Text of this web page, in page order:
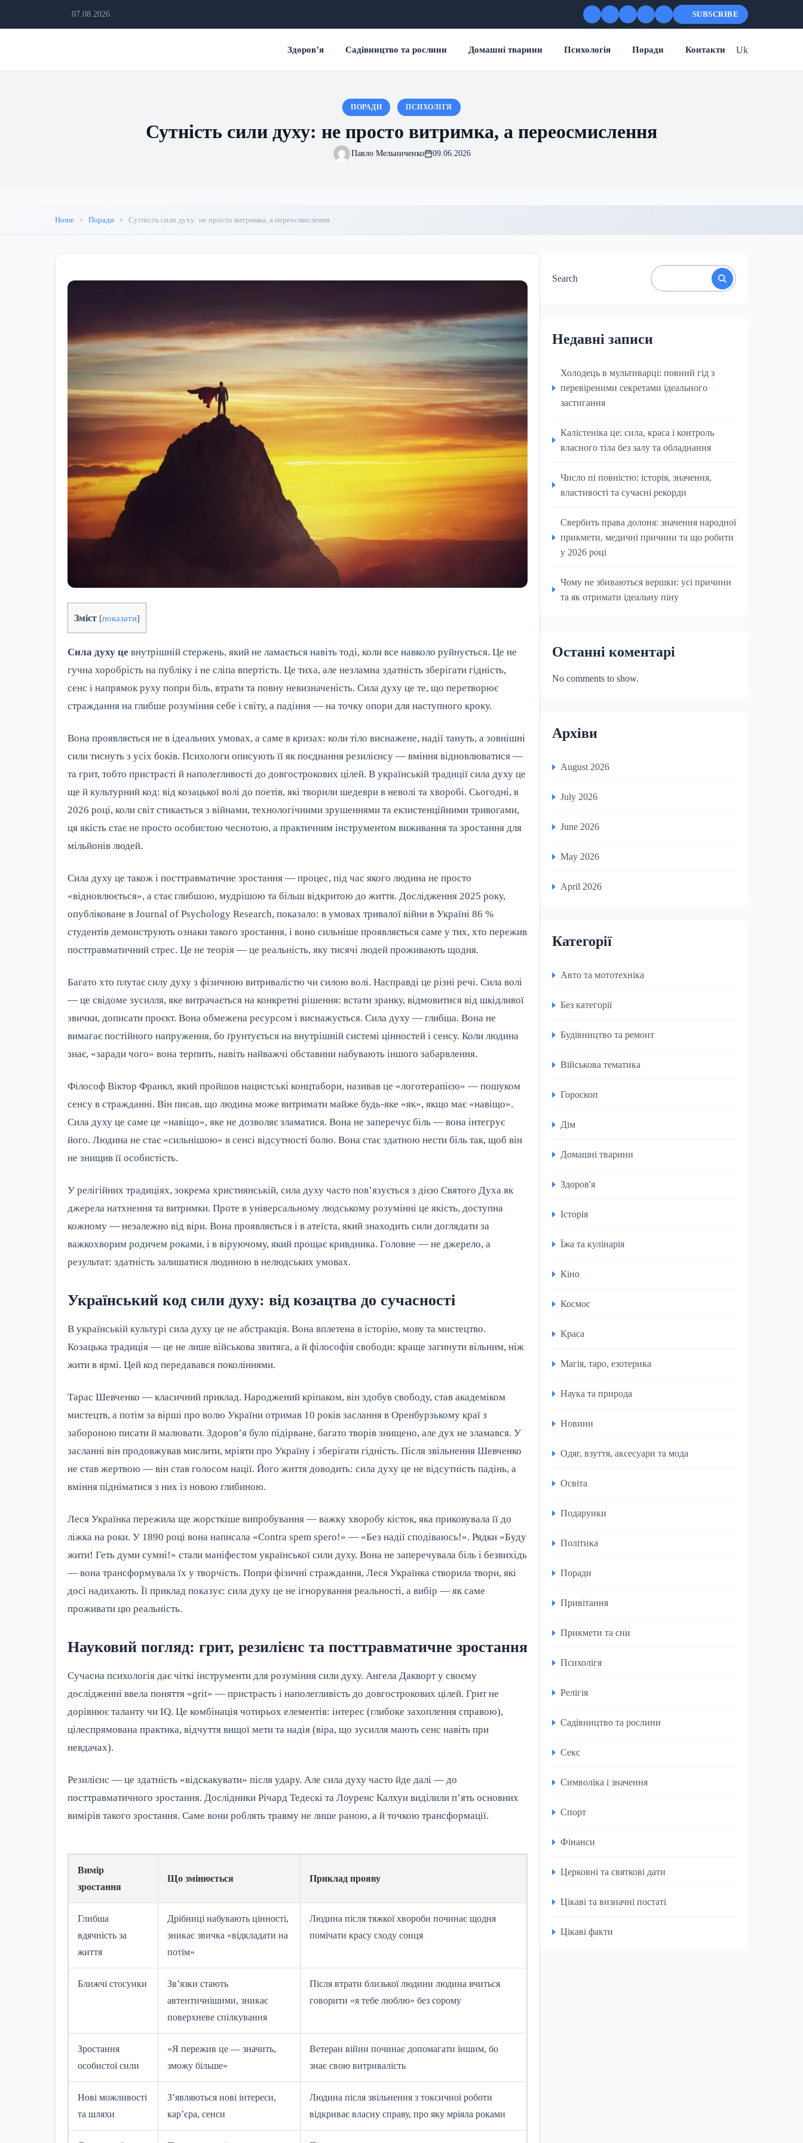
07.08.2026 SUBSCRIBE
Здоров’я Садівництво та рослини Домашні тварини Психологія Поради Контакти Uk
ПОРАДИ ПСИХОЛІГЯ
Сутність сили духу: не просто витримка, а переосмислення
Павло Мельниченко 09.06.2026
Home Поради Сутність сили духу: не просто витримка, а переосмислення
Зміст [показати]
Сила духу це внутрішній стержень, який не ламається навіть тоді, коли все навколо руйнується. Це не
гучна хоробрість на публіку і не сліпа впертість. Це тиха, але незламна здатність зберігати гідність,
сенс і напрямок руху попри біль, втрати та повну невизначеність. Сила духу це те, що перетворює
страждання на глибше розуміння себе і світу, а падіння — на точку опори для наступного кроку.
Вона проявляється не в ідеальних умовах, а саме в кризах: коли тіло виснажене, надії тануть, а зовнішні
сили тиснуть з усіх боків. Психологи описують її як поєднання резилієнсу — вміння відновлюватися —
та грит, тобто пристрасті й наполегливості до довгострокових цілей. В українській традиції сила духу це
ще й культурний код: від козацької волі до поетів, які творили шедеври в неволі та хворобі. Сьогодні, в
2026 році, коли світ стикається з війнами, технологічними зрушеннями та екзистенційними тривогами,
ця якість стає не просто особистою чеснотою, а практичним інструментом виживання та зростання для
мільйонів людей.
Сила духу це також і посттравматичне зростання — процес, під час якого людина не просто
«відновлюється», а стає глибшою, мудрішою та більш відкритою до життя. Дослідження 2025 року,
опубліковане в Journal of Psychology Research, показало: в умовах тривалої війни в Україні 86 %
студентів демонструють ознаки такого зростання, і воно сильніше проявляється саме у тих, хто пережив
посттравматичний стрес. Це не теорія — це реальність, яку тисячі людей проживають щодня.
Багато хто плутає силу духу з фізичною витривалістю чи силою волі. Насправді це різні речі. Сила волі
— це свідоме зусилля, яке витрачається на конкретні рішення: встати зранку, відмовитися від шкідливої
звички, дописати проєкт. Вона обмежена ресурсом і виснажується. Сила духу — глибша. Вона не
вимагає постійного напруження, бо ґрунтується на внутрішній системі цінностей і сенсу. Коли людина
знає, «заради чого» вона терпить, навіть найважчі обставини набувають іншого забарвлення.
Філософ Віктор Франкл, який пройшов нацистські концтабори, називав це «логотерапією» — пошуком
сенсу в стражданні. Він писав, що людина може витримати майже будь-яке «як», якщо має «навіщо».
Сила духу це саме це «навіщо», яке не дозволяє зламатися. Вона не заперечує біль — вона інтегрує
його. Людина не стає «сильнішою» в сенсі відсутності болю. Вона стає здатною нести біль так, щоб він
не знищив її особистість.
У релігійних традиціях, зокрема християнській, сила духу часто пов’язується з дією Святого Духа як
джерела натхнення та витримки. Проте в універсальному людському розумінні це якість, доступна
кожному — незалежно від віри. Вона проявляється і в атеїста, який знаходить сили доглядати за
важкохворим родичем роками, і в віруючому, який прощає кривдника. Головне — не джерело, а
результат: здатність залишатися людиною в нелюдських умовах.
Український код сили духу: від козацтва до сучасності
В українській культурі сила духу це не абстракція. Вона вплетена в історію, мову та мистецтво.
Козацька традиція — це не лише військова звитяга, а й філософія свободи: краще загинути вільним, ніж
жити в ярмі. Цей код передавався поколіннями.
Тарас Шевченко — класичний приклад. Народжений кріпаком, він здобув свободу, став академіком
мистецтв, а потім за вірші про волю України отримав 10 років заслання в Оренбурзькому краї з
забороною писати й малювати. Здоров’я було підірване, багато творів знищено, але дух не зламався. У
засланні він продовжував мислити, мріяти про Україну і зберігати гідність. Після звільнення Шевченко
не став жертвою — він став голосом нації. Його життя доводить: сила духу це не відсутність падінь, а
вміння підніматися з них із новою глибиною.
Леся Українка пережила ще жорсткіше випробування — важку хворобу кісток, яка приковувала її до
ліжка на роки. У 1890 році вона написала «Contra spem spero!» — «Без надії сподіваюсь!». Рядки «Буду
жити! Геть думи сумні!» стали маніфестом української сили духу. Вона не заперечувала біль і безвихідь
— вона трансформувала їх у творчість. Попри фізичні страждання, Леся Українка створила твори, які
досі надихають. Її приклад показує: сила духу це не ігнорування реальності, а вибір — як саме
проживати цю реальність.
Науковий погляд: грит, резилієнс та посттравматичне зростання
Сучасна психологія дає чіткі інструменти для розуміння сили духу. Ангела Дакворт у своєму
дослідженні ввела поняття «grit» — пристрасть і наполегливість до довгострокових цілей. Грит не
дорівнює таланту чи IQ. Це комбінація чотирьох елементів: інтерес (глибоке захоплення справою),
цілеспрямована практика, відчуття вищої мети та надія (віра, що зусилля мають сенс навіть при
невдачах).
Резилієнс — це здатність «відскакувати» після удару. Але сила духу часто йде далі — до
посттравматичного зростання. Дослідники Річард Тедескі та Лоуренс Калхун виділили п’ять основних
вимірів такого зростання. Саме вони роблять травму не лише раною, а й точкою трансформації.
Вимір
зростання
Що змінюється Приклад прояву
Глибша
вдячність за
життя
Дрібниці набувають цінності,
зникає звичка «відкладати на
потім»
Людина після тяжкої хвороби починає щодня
помічати красу сходу сонця
Ближчі стосунки
Зв’язки стають
автентичнішими, зникає
поверхневе спілкування
Після втрати близької людини людина вчиться
говорити «я тебе люблю» без сорому
Зростання
особистої сили
«Я пережив це — значить,
зможу більше»
Ветеран війни починає допомагати іншим, бо
знає свою витривалість
Нові можливості
та шляхи
З’являються нові інтереси,
кар’єра, сенси
Людина після звільнення з токсичної роботи
відкриває власну справу, про яку мріяла роками
Search
Недавні записи
Холодець в мультиварці: повний гід з
перевіреними секретами ідеального
застигання
Калістеніка це: сила, краса і контроль
власного тіла без залу та обладнання
Число пі повністю: історія, значення,
властивості та сучасні рекорди
Свербить права долоня: значення народної
прикмети, медичні причини та що робити
у 2026 році
Чому не збиваються вершки: усі причини
та як отримати ідеальну піну
Останні коментарі
No comments to show.
Архіви
August 2026
July 2026
June 2026
May 2026
April 2026
Категорії
Авто та мототехніка
Без категорії
Будівництво та ремонт
Військова тематика
Гороскоп
Дім
Домашні тварини
Здоров'я
Історія
Їжа та кулінарія
Кіно
Космос
Краса
Магія, таро, езотерика
Наука та природа
Новини
Одяг, взуття, аксесуари та мода
Освіта
Подарунки
Політика
Поради
Привітання
Прикмети та сни
Психолігя
Релігія
Садівництво та рослини
Секс
Символіка і значення
Спорт
Фінанси
Церковні та святкові дати
Цікаві та визначні постаті
Цікаві факти